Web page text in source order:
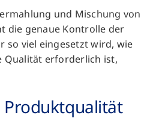
und Mischung von
die genaue Kontrolle der
so viel eingesetzt wird, wie
Qualität erforderlich ist,
Produkt­qualität